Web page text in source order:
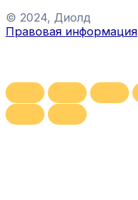
© 2024, Диолд
Правовая информация